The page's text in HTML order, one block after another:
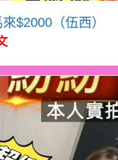
來$2000（伍西）